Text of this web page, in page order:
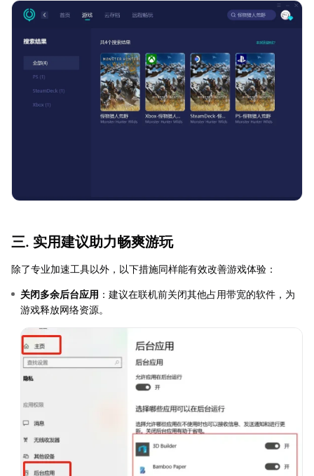
三. 实用建议助力畅爽游玩
除了专业加速工具以外，以下措施同样能有效改善游戏体验：
关闭多余后台应用 ：建议在联机前关闭其他占用带宽的软件，为
游戏释放网络资源。